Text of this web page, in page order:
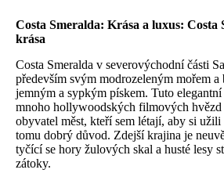
Costa Smeralda: Krása a luxus: Costa
krása
Costa Smeralda v severovýchodní části
především svým modrozeleným mořem
jemným a sypkým pískem. Tuto
mnoho hollywoodských filmových hvězd
obyvatel měst, kteří sem létají, aby si
tomu dobrý důvod. Zdejší krajina je
tyčící se hory žulových skal a husté lesy
zátoky.